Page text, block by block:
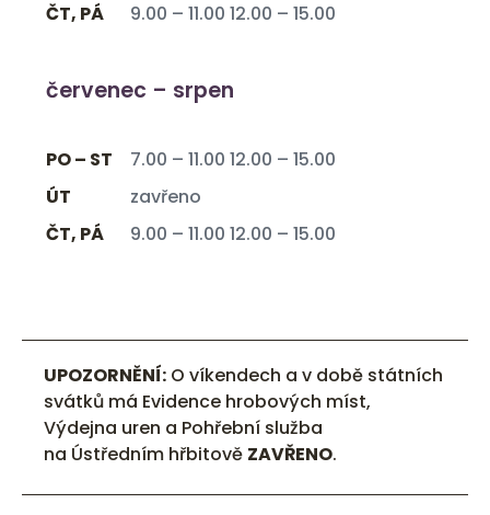
ČT, PÁ
9.00 – 11.00 12.00 – 15.00
červenec – srpen
PO – ST
7.00 – 11.00 12.00 – 15.00
ÚT
zavřeno
ČT, PÁ
9.00 – 11.00 12.00 – 15.00
UPOZORNĚNÍ: O víkendech a v době státních
svátků má Evidence hrobových míst,
Výdejna uren a Pohřební služba
na Ústředním hřbitově ZAVŘENO.